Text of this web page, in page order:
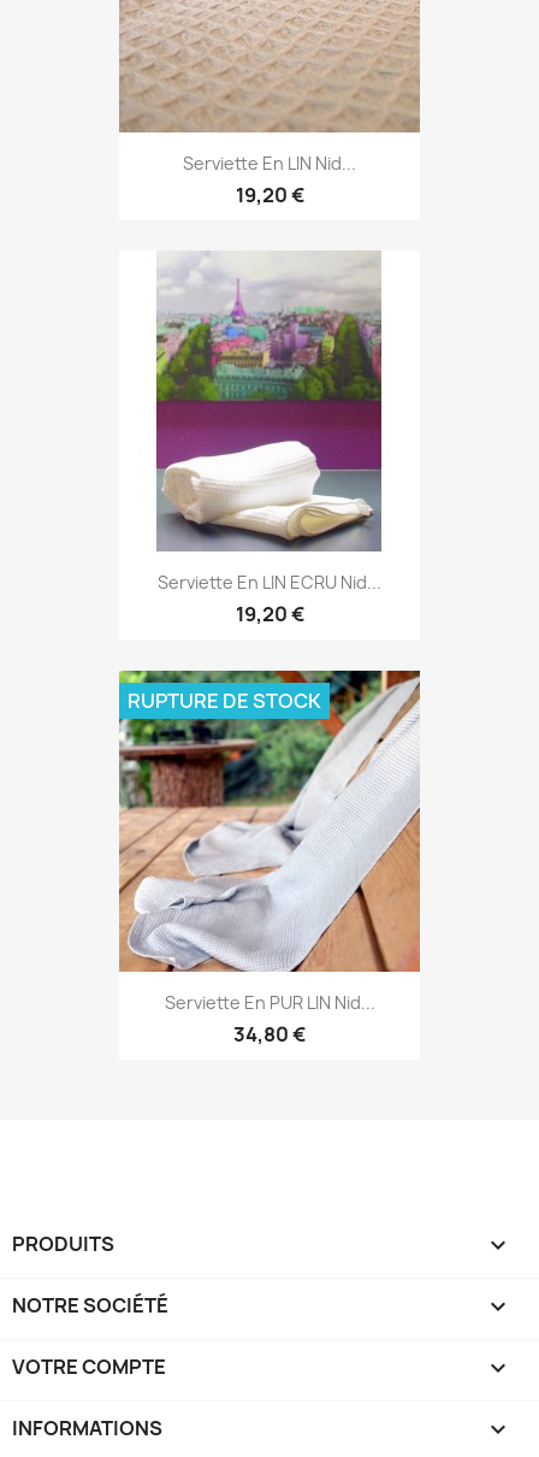
Serviette En LIN Nid...
19,20 €
Serviette En LIN ECRU Nid...
19,20 €
Serviette En PUR LIN Nid...
34,80 €
RUPTURE DE STOCK
PRODUITS 
NOTRE SOCIÉTÉ 
VOTRE COMPTE 
INFORMATIONS keyboard_arrow_down